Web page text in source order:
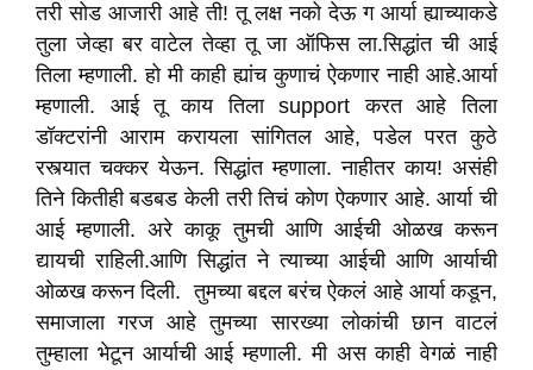
तरी सोड आजारी आहे ती! तू लक्ष नको देऊ ग आर्या ह्याच्याकडे
तुला जेव्हा बर वाटेल तेव्हा तू जा ऑफिस ला.सिद्धांत ची आई
तिला म्हणाली. हो मी काही ह्यांच कुणाचं ऐकणार नाही आहे.आर्या
म्हणाली. आई तू काय तिला support करत आहे तिला
डॉक्टरांनी आराम करायला सांगितल आहे, पडेल परत कुठे
रस्त्यात चक्कर येऊन. सिद्धांत म्हणाला. नाहीतर काय! असंही
तिने कितीही बडबड केली तरी तिचं कोण ऐकणार आहे. आर्या ची
आई म्हणाली. अरे काकू तुमची आणि आईची ओळख करून
द्यायची राहिली.आणि सिद्धांत ने त्याच्या आईची आणि आर्याची
ओळख करून दिली. तुमच्या बद्दल बरंच ऐकलं आहे आर्या कडून,
समाजाला गरज आहे तुमच्या सारख्या लोकांची छान वाटलं
तुम्हाला भेटून आर्याची आई म्हणाली. मी अस काही वेगळं नाही